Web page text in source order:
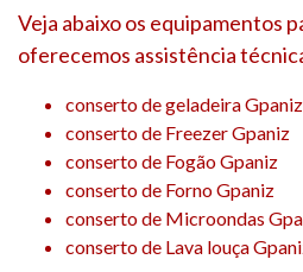
Veja abaixo os equipamentos
oferecemos assistência
conserto de geladeira Gpaniz
conserto de Freezer Gpaniz
conserto de Fogão Gpaniz
conserto de Forno Gpaniz
conserto de Microondas
conserto de Lava louça